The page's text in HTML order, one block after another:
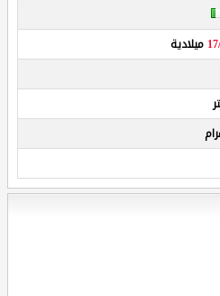
ميلادية